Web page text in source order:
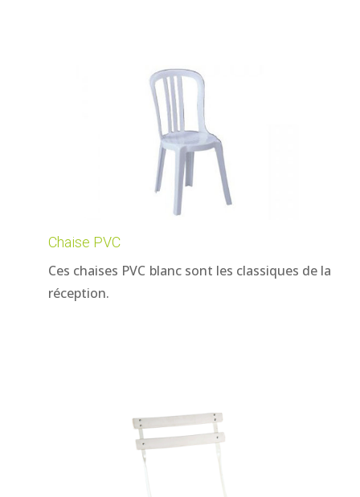
Chaise PVC
Ces chaises PVC blanc sont les classiques de la
réception.